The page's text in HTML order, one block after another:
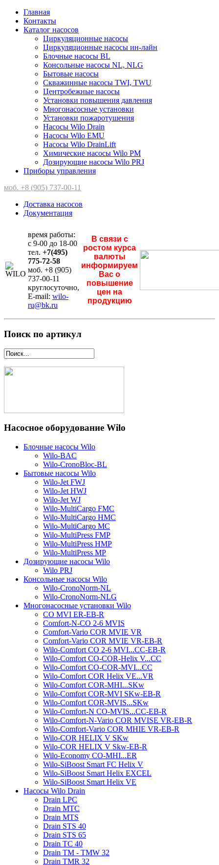
Главная
Контакты
Каталог насосов
Циркуляционные насосы
Циркуляционные насосы ин-лайн
Блочные насосы BL
Консольные насосы NL, NLG
Бытовые насосы
Скважинные насосы TWI, TWU
Центробежные насосы
Установки повышения давления
Многонасосные установки
Установки пожаротушения
Насосы Wilo Drain
Насосы Wilo EMU
Насосы Wilo DrainLift
Химические насосы Wilo PM
Дозирующие насосы Wilo PRJ
Приборы управления
моб. +8 (905) 737-00-11
Доставка насосов
Документация
время работы:
с 9-00 до 18-00
тел. +7(495)
775-72-58
моб. +8 (905)
737-00-11
круглосуточно,
E-mail: wilo-
ru@bk.ru
В связи с
ростом курса
валюты
информируем
Вас о
повышение
цен на
продукцию
Поиск по артикул
Насосное оборудование Wilo
Блочные насосы Wilo
Wilo-BAC
Wilo-CronoBloc-BL
Бытовые насосы Wilo
Wilo-Jet FWJ
Wilo-Jet HWJ
Wilo-Jet WJ
Wilo-MultiCargo FMC
Wilo-MultiCargo HMC
Wilo-MultiCargo MC
Wilo-MultiPress FMP
Wilo-MultiPress HMP
Wilo-MultiPress MP
Дозирующие насосы Wilo
Wilo PRJ
Консольные насосы Wilo
Wilo-CronoNorm-NL
Wilo-CronoNorm-NLG
Многонасосные установки Wilo
CO MVI ER-EB-R
Comfort-N-CO 2-6 MVIS
Comfort-Vario COR MVIE VR
Comfort-Vario COR MVIE VR-EB-R
Wilo-Comfort CO 2-6 MVI...CC-EB-R
Wilo-Comfort CO-COR-Helix V...CC
Wilo-Comfort CO-COR-MVI...CC
Wilo-Comfort COR Helix VE...VR
Wilo-Comfort COR-MHI...SKw
Wilo-Comfort COR-MVI SKw-EB-R
Wilo-Comfort COR-MVIS...SKw
Wilo-Comfort-N CO-MVIS...CC-EB-R
Wilo-Comfort-N-Vario COR MVISE VR-EB-R
Wilo-Comfort-Vario COR MHIE VR-EB-R
Wilo-COR HELIX V SKw
Wilo-COR HELIX V Skw-EB-R
Wilo-Economy CO-MHI...ER
Wilo-SiBoost Smart FC Helix V
Wilo-SiBoost Smart Helix EXCEL
Wilo-SiBoost Smart Helix VE
Насосы Wilo Drain
Drain LPC
Drain MTC
Drain MTS
Drain STS 40
Drain STS 65
Drain TC 40
Drain TM - TMW 32
Drain TMR 32